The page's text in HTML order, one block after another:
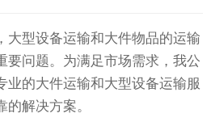
型设备运输和大件物品的运输
要问题。为满足市场需求，我公
业的大件运输和大型设备运输服
解决方案。